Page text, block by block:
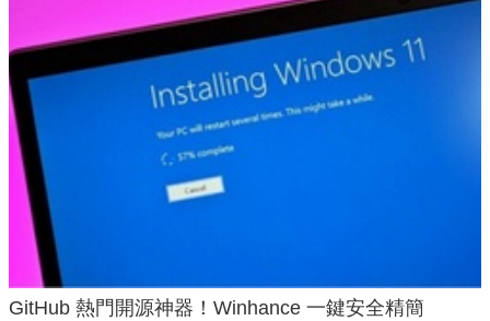
GitHub 熱門開源神器！Winhance 一鍵安全精簡